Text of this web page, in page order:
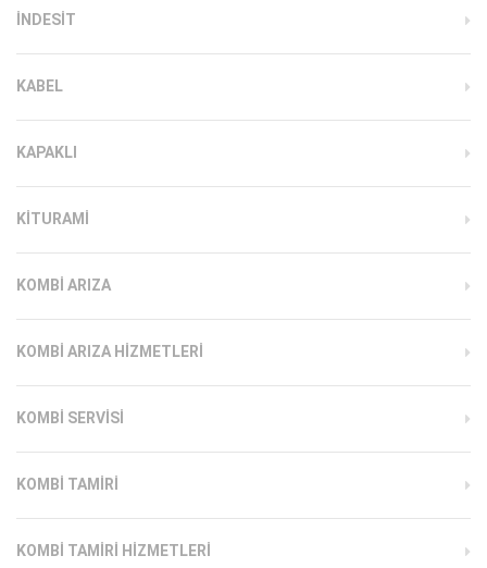
INDESIT
KABEL
KAPAKLI
KITURAMI
KOMBI ARIZA
KOMBI ARIZA HIZMETLERI
KOMBI SERVISI
KOMBI TAMIRI
KOMBI TAMIRI HIZMETLERI